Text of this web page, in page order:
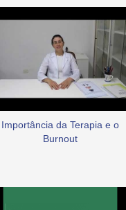
Importância da Terapia e o
Burnout